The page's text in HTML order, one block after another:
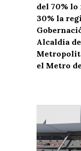
del 70%
30% la
Alcaldía
el Metro